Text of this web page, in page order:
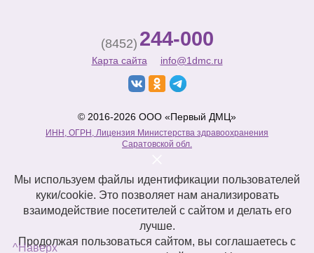
(8452) 244-000
Карта сайта info@1dmc.ru
© 2016-2026 ООО «Первый ДМЦ»
ИНН, ОГРН, Лицензия Министерства здравоохранения
Саратовской обл.
Мы используем файлы идентификации пользователей
куки/cookie. Это позволяет нам анализировать
взаимодействие посетителей с сайтом и делать его
лучше.
Продолжая пользоваться сайтом, вы соглашаетесь с
^Наверх